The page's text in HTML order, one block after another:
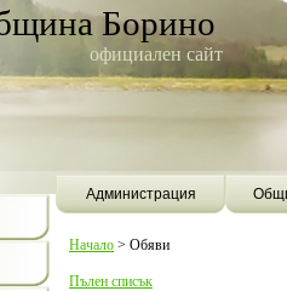
Борино
официален сайт
Администрация
Начало > Обяви
Пълен списък